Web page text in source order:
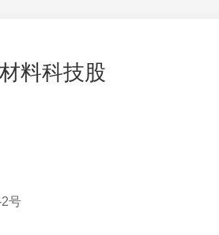
料科技股
2号